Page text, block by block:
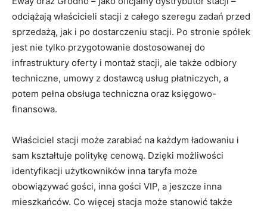
odciążają właścicieli stacji z całego szeregu zadań przed
sprzedażą, jak i po dostarczeniu stacji. Po stronie spółek
jest nie tylko przygotowanie dostosowanej do
infrastruktury oferty i montaż stacji, ale także odbiory
techniczne, umowy z dostawcą usług płatniczych, a
potem pełna obsługa techniczna oraz księgowo-
finansowa.
Właściciel stacji może zarabiać na każdym ładowaniu i
sam kształtuje politykę cenową. Dzięki możliwości
identyfikacji użytkowników inna taryfa może
obowiązywać gości, inna gości VIP, a jeszcze inna
mieszkańców. Co więcej stacja może stanowić także